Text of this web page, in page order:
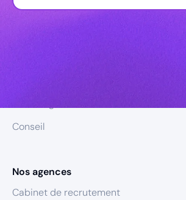
Conseil
Nos agences
Cabinet de recrutement